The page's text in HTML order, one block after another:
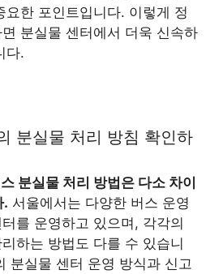
요한 포인트입니다. 이렇게 정
분실물 센터에서 더욱 신속하
다.
분실물 처리 방침 확인하
분실물 처리 방법은 다소 차이
. 서울에서는 다양한 버스 운영
를 운영하고 있으며, 각각의
하는 방법도 다를 수 있습니
분실물 센터 운영 방식과 신고